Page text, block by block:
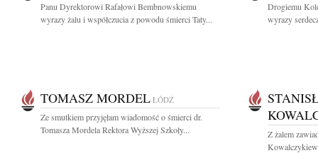
Panu Dyrektorowi Rafałowi Bembnowskiemu
wyrazy żalu i współczucia z powodu śmierci Taty...
Drogiemu
wyrazy
TOMASZ MORDEL ŁÓDŹ
Ze smutkiem przyjęłam wiadomość o śmierci dr.
Tomasza Mordela Rektora Wyższej Szkoły...
Z żalem